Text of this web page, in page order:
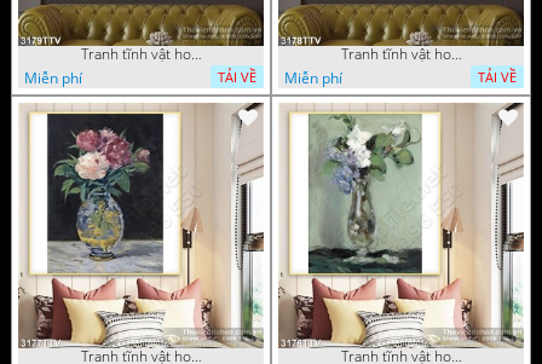
Tranh tĩnh vật hoa quả sơn dầu dán tường đẹp
Miễn phí
TẢI VỀ
Tranh tĩnh vật hoa quả sơn dầu trang trí tường đẹp
Miễn phí
TẢI VỀ
Tranh tĩnh vật hoa quả sơn dầu nghệ thuật
Tranh tĩnh vật hoa quả sơn dầu trang trí tường